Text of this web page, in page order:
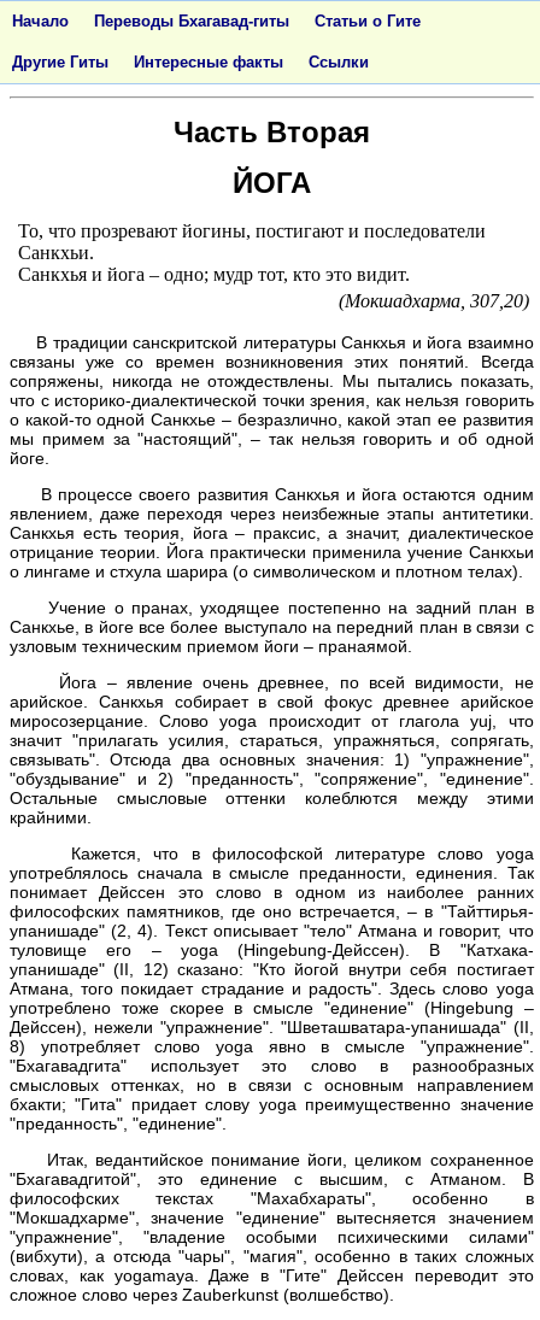
<< ОГЛАВЛЕHИЕ >>
Часть Вторая
ЙОГА
То, что прозревают йогины, постигают и последователи
Санкхьи.
Санкхья и йога – одно; мудр тот, кто это видит.
(Мокшадхарма, 307,20)
В традиции санскритской литературы Санкхья и йога взаимно
связаны уже со времен возникновения этих понятий. Всегда
сопряжены, никогда не отождествлены. Мы пытались показать,
что с историко-диалектической точки зрения, как нельзя говорить
о какой-то одной Санкхье – безразлично, какой этап ее развития
мы примем за "настоящий", – так нельзя говорить и об одной
йоге.
В процессе своего развития Санкхья и йога остаются одним
явлением, даже переходя через неизбежные этапы антитетики.
Санкхья есть теория, йога – праксис, а значит, диалектическое
отрицание теории. Йога практически применила учение Санкхьи
о лингаме и стхула шарира (о символическом и плотном телах).
Учение о пранах, уходящее постепенно на задний план в
Санкхье, в йоге все более выступало на передний план в связи с
узловым техническим приемом йоги – пранаямой.
Йога – явление очень древнее, по всей видимости, не
арийское. Санкхья собирает в свой фокус древнее арийское
миросозерцание. Слово yoga происходит от глагола yuj, что
значит "прилагать усилия, стараться, упражняться, сопрягать,
связывать". Отсюда два основных значения: 1) "упражнение",
"обуздывание" и 2) "преданность", "сопряжение", "единение".
Остальные смысловые оттенки колеблются между этими
крайними.
Кажется, что в философской литературе слово yoga
употреблялось сначала в смысле преданности, единения. Так
понимает Дейссен это слово в одном из наиболее ранних
философских памятников, где оно встречается, – в "Тайттирья-
упанишаде" (2, 4). Текст описывает "тело" Атмана и говорит, что
туловище его – yoga (Hingebung-Дейссен). В "Катхака-
упанишаде" (II, 12) сказано: "Кто йогой внутри себя постигает
Атмана, того покидает страдание и радость". Здесь слово yoga
употреблено тоже скорее в смысле "единение" (Hingebung –
Дейссен), нежели "упражнение". "Шветашватара-упанишада" (II,
8) употребляет слово yoga явно в смысле "упражнение".
"Бхагавадгита" использует это слово в разнообразных
смысловых оттенках, но в связи с основным направлением
бхакти; "Гита" придает слову yoga преимущественно значение
"преданность", "единение".
Итак, ведантийское понимание йоги, целиком сохраненное
"Бхагавадгитой", это единение с высшим, с Атманом. В
философских текстах "Махабхараты", особенно в
"Мокшадхарме", значение "единение" вытесняется значением
"упражнение", "владение особыми психическими силами"
(вибхути), а отсюда "чары", "магия", особенно в таких сложных
словах, как yogamaya. Даже в "Гите" Дейссен переводит это
сложное слово через Zauberkunst (волшебство).
Начало Переводы Бхагавад-гиты Статьи о Гите
Другие Гиты Интересные факты Ссылки